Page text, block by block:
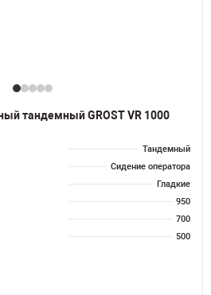
тандемный GROST VR 1000
Тандемный
Сидение оператора
Гладкие
950
700
500